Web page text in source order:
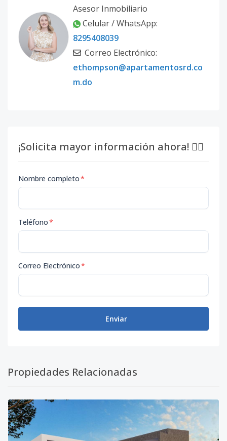
Asesor Inmobiliario
Celular / WhatsApp:
8295408039
Correo Electrónico:
ethompson@apartamentosrd.co
m.do
¡Solicita mayor información ahora! 👇🏽
Nombre completo*
Teléfono*
Correo Electrónico*
Enviar
Propiedades Relacionadas